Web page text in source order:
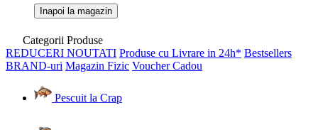
Inapoi la magazin
Categorii Produse
REDUCERI NOUTATI Produse cu Livrare in 24h* Bestsellers
BRAND-uri Magazin Fizic Voucher Cadou
Pescuit la Crap